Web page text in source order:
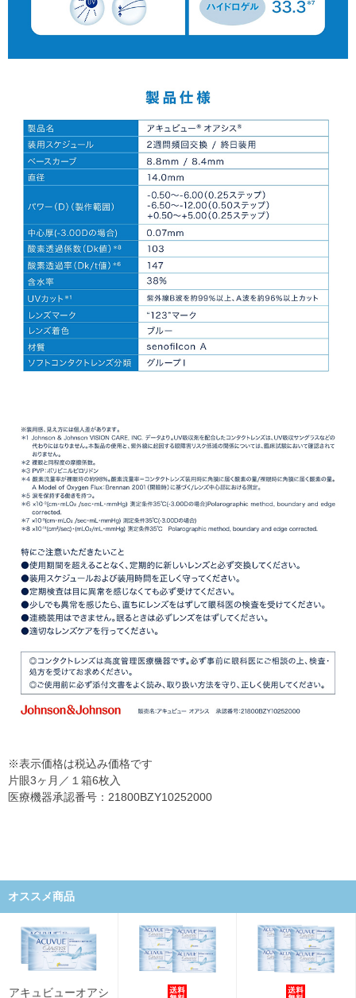
※表示価格は税込み価格です
片眼3ヶ月／１箱6枚入
医療機器承認番号：21800BZY10252000
オススメ商品
アキュビューオアシ